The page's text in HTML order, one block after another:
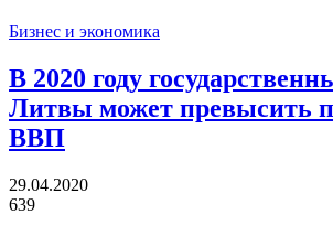
Бизнес и экономика
В 2020 году
Литвы может превысить
ВВП
29.04.2020
639